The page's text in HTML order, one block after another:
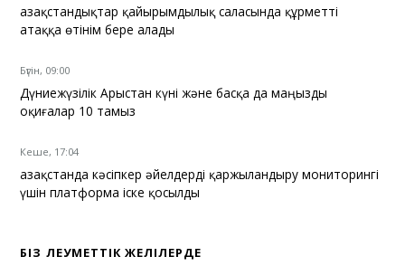
Қазақстандықтар қайырымдылық саласында құрметті
атаққа өтінім бере алады
Бүгін, 09:00
Дүниежүзілік Арыстан күні және басқа да маңызды
оқиғалар 10 тамыз
Кеше, 17:04
Қазақстанда кәсіпкер әйелдерді қаржыландыру мониторингі
үшін платформа іске қосылды
БІЗ ӘЛЕУМЕТТІК ЖЕЛІЛЕРДЕ